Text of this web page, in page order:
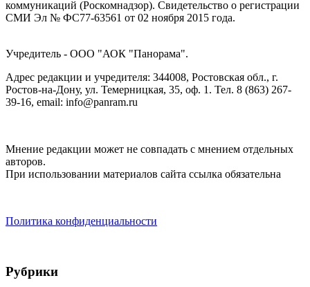
коммуникаций (Роскомнадзор). Cвидетельство о регистрации
СМИ Эл № ФС77-63561 от 02 ноября 2015 года.
Учредитель - ООО "АОК "Панорама".
Адрес редакции и учредителя: 344008, Ростовская обл., г.
Ростов-на-Дону, ул. Темерницкая, 35, оф. 1. Тел. 8 (863) 267-
39-16, email: info@panram.ru
Мнение редакции может не совпадать с мнением отдельных
авторов.
При использовании материалов сайта ссылка обязательна
Политика конфиденциальности
Рубрики